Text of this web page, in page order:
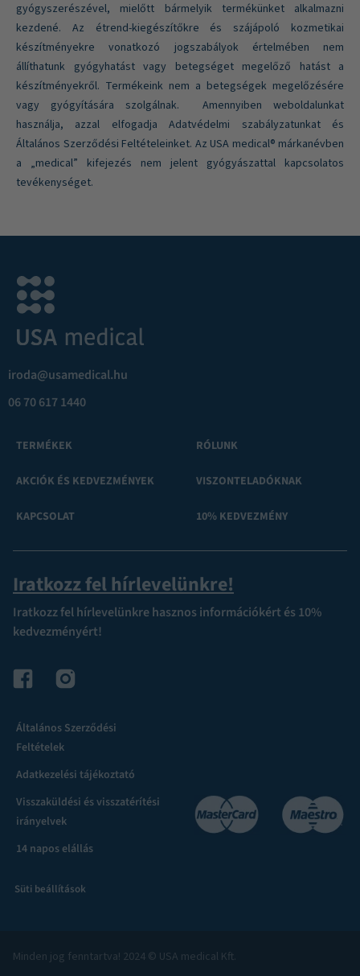
gyógyszerészével, mielőtt bármelyik termékünket alkalmazni
kezdené. Az étrend-kiegészítőkre és szájápoló kozmetikai
készítményekre vonatkozó jogszabályok értelmében nem
állíthatunk gyógyhatást vagy betegséget megelőző hatást a
készítményekről. Termékeink nem a betegségek megelőzésére
vagy gyógyítására szolgálnak. Amennyiben weboldalunkat
használja, azzal elfogadja Adatvédelmi szabályzatunkat és
Általános Szerződési Feltételeinket. Az USA medical® márkanévben
a „medical” kifejezés nem jelent gyógyászattal kapcsolatos
tevékenységet.
iroda@usamedical.hu
06 70 617 1440
TERMÉKEK
AKCIÓK ÉS KEDVEZMÉNYEK
KAPCSOLAT
RÓLUNK
VISZONTELADÓKNAK
10% KEDVEZMÉNY
Iratkozz fel hírlevelünkre!
Iratkozz fel hírlevelünkre hasznos információkért és 10%
kedvezményért!
Általános Szerződési
Feltételek
Adatkezelési tájékoztató
Visszaküldési és visszatérítési
irányelvek
14 napos elállás
Süti beállítások
Minden jog fenntartva! 2024 © USA medical Kft.